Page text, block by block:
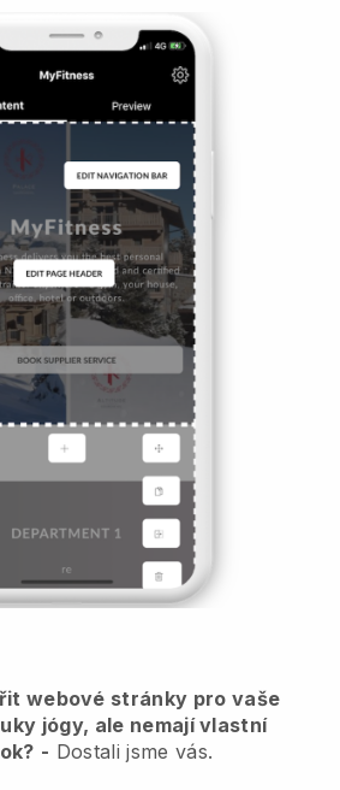
webové stránky pro vaše
jógy, ale nemají vlastní
- Dostali jsme vás.